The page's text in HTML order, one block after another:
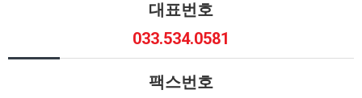
대표번호
033.534.0581
팩스번호